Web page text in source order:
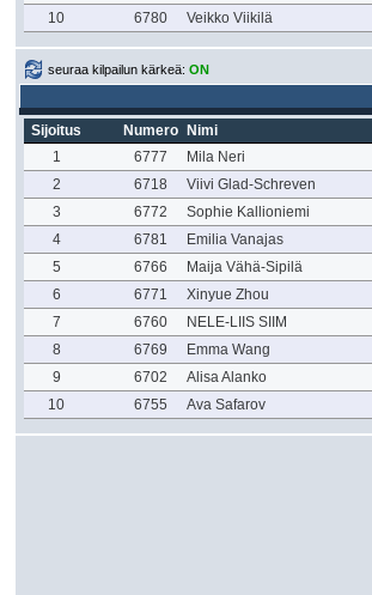
10
6780 Veikko Viikilä
seuraa kilpailun kärkeä: ON
Sijoitus Numero
Nimi
1
6777
Mila Neri
2
6718
Viivi Glad-Schreven
3
6772
Sophie Kallioniemi
4
6781
Emilia Vanajas
5
6766
Maija Vähä-Sipilä
6
6771
Xinyue Zhou
7
6760
NELE-LIIS SIIM
8
6769
Emma Wang
9
6702
Alisa Alanko
10
6755 Ava Safarov